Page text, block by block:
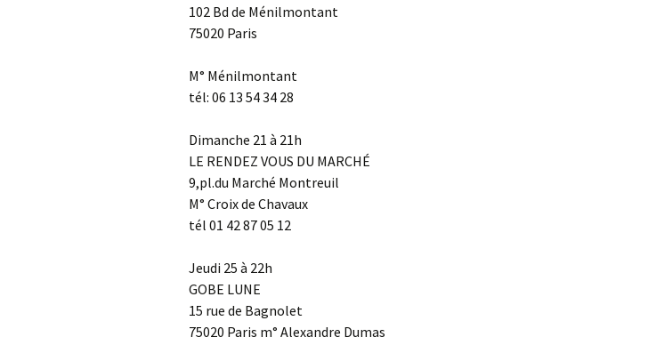
102 Bd de Ménilmontant
75020 Paris
M° Ménilmontant
tél: 06 13 54 34 28
Dimanche 21 à 21h
LE RENDEZ VOUS DU MARCHÉ
9,pl.du Marché Montreuil
M° Croix de Chavaux
tél 01 42 87 05 12
Jeudi 25 à 22h
GOBE LUNE
15 rue de Bagnolet
75020 Paris m° Alexandre Dumas